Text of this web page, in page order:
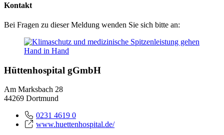
Kontakt
Bei Fragen zu dieser Meldung wenden Sie sich bitte an:
Hüttenhospital gGmbH
Am Marksbach 28
44269 Dortmund
0231 4619 0
www.huettenhospital.de/